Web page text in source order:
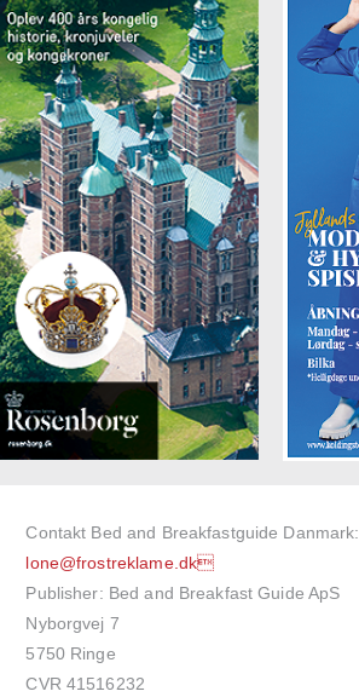
Contakt Bed and Breakfastguide Danmark:
lone@frostreklame.dk
Publisher: Bed and Breakfast Guide ApS
Nyborgvej 7
5750 Ringe
CVR 41516232